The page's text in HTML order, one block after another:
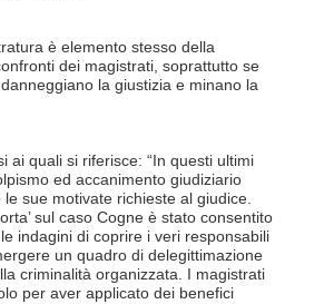
è elemento stesso della
dei magistrati, soprattutto se
la giustizia e minano la
ai quali si riferisce: “In questi ultimi
ed accanimento giudiziario
sue motivate richieste al giudice.
sul caso Cogne è stato consentito
indagini di coprire i veri responsabili
un quadro di delegittimazione
criminalità organizzata. I magistrati
per aver applicato dei benefici